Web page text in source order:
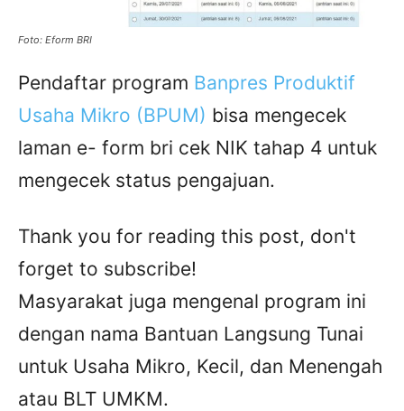
Foto: Eform BRI
Pendaftar program Banpres Produktif
Usaha Mikro (BPUM) bisa mengecek
laman e- form bri cek NIK tahap 4 untuk
mengecek status pengajuan.
Thank you for reading this post, don't
forget to subscribe!
Masyarakat juga mengenal program ini
dengan nama Bantuan Langsung Tunai
untuk Usaha Mikro, Kecil, dan Menengah
atau BLT UMKM.